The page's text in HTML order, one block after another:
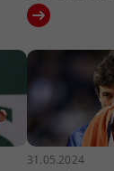
31.05.2024